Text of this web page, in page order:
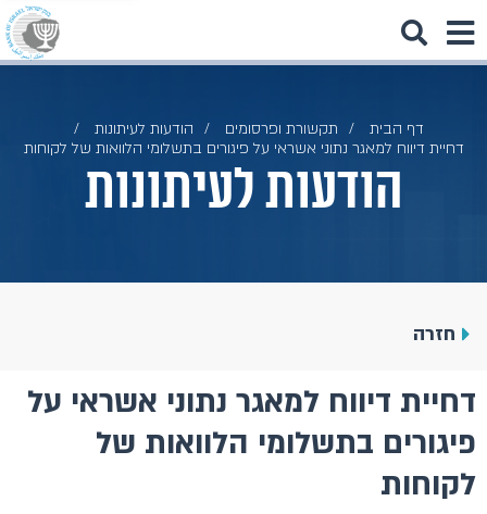
דף הבית תקשורת ופרסומים
הודעות לעיתונות
דחיית דיווח למאגר נתוני אשראי על פיגורים בתשלומי הלוואות של לקוחות
הודעות לעיתונות
חזרה
דחיית דיווח למאגר נתוני אשראי על
פיגורים בתשלומי הלוואות של
לקוחות